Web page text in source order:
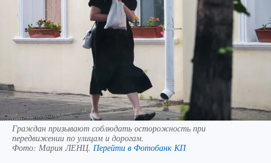
Граждан призывают соблюдать осторожность при
передвижении по улицам и дорогам.
Фото: Мария ЛЕНЦ. Перейти в Фотобанк КП